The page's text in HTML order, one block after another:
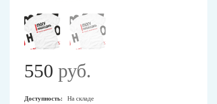
550 руб.
Доступность:
На складе